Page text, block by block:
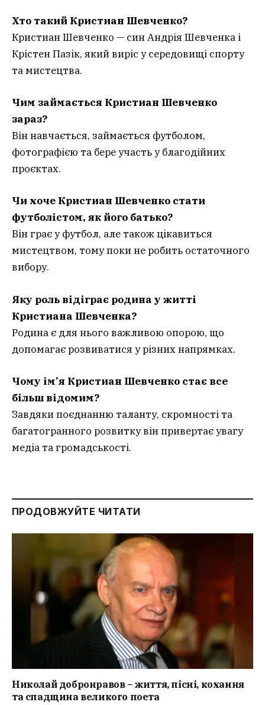
Хто такий Кристиан Шевченко?
Кристиан Шевченко — син Андрія Шевченка і
Крістен Пазік, який виріс у середовищі спорту
та мистецтва.
Чим займається Кристиан Шевченко
зараз?
Він навчається, займається футболом,
фотографією та бере участь у благодійних
проєктах.
Чи хоче Кристиан Шевченко стати
футболістом, як його батько?
Він грає у футбол, але також цікавиться
мистецтвом, тому поки не робить остаточного
вибору.
Яку роль відіграє родина у житті
Кристиана Шевченка?
Родина є для нього важливою опорою, що
допомагає розвиватися у різних напрямках.
Чому ім’я Кристиан Шевченко стає все
більш відомим?
Завдяки поєднанню таланту, скромності та
багатогранного розвитку він привертає увагу
медіа та громадськості.
ПРОДОВЖУЙТЕ ЧИТАТИ
Николай добронравов – життя, пісні, кохання
та спадщина великого поета